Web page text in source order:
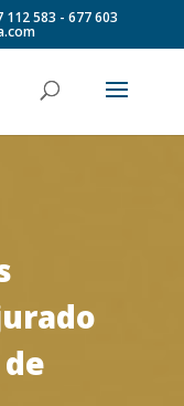
112 583 - 677 603